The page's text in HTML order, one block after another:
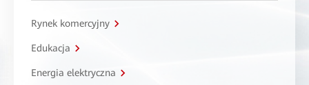
Rynek komercyjny
Edukacja
Energia elektryczna